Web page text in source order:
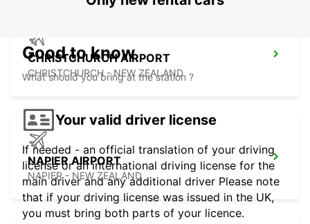
CHRISTCHURCH AIRPORT
CHRISTCHURCH - NEW ZEALAND
NAPIER AIRPORT
NAPIER - NEW ZEALAND
Good to know
What should you bring at the station ?
Your valid driver license
If needed - an official translation of your driving
license or an international driving license for the
main driver and any additional driver Please note
that if your driving license was issued in the UK,
you must bring both parts of your licence.